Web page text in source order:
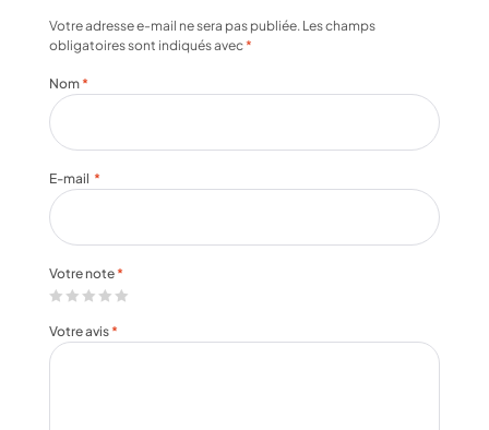
Votre adresse e-mail ne sera pas publiée. Les champs
obligatoires sont indiqués avec*
Votre note *
Votre avis *
Nom *
E-mail *